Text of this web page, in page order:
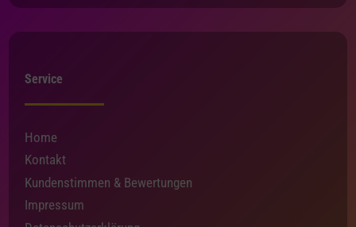
Service
Home
Kontakt
Kundenstimmen & Bewertungen
Impressum